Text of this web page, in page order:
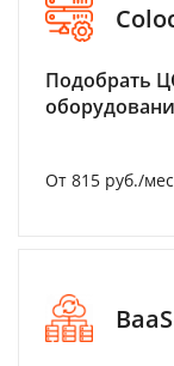
Подобрать
От 815 руб./
BaaS